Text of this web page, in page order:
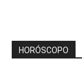
HORÓSCOPO